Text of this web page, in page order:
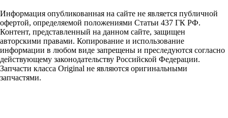
Информация опубликованная на сайте не является публичной
офертой, определяемой положениями Статьи 437 ГК РФ.
Контент, представленный на данном сайте, защищен
авторскими правами. Копирование и использование
информации в любом виде запрещены и преследуются согласно
действующему законодательству Российской Федерации.
Запчасти класса Original не являются оригинальными
запчастями.